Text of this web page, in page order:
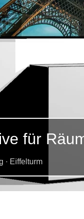
für
· Eiffelturm